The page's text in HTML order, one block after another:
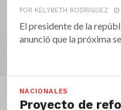
POR KELYBETH RODRIGUEZ
El presidente de la
anunció que la próxima
NACIONALES
Proyecto de